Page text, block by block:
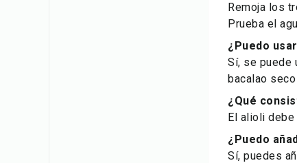
Remoja los
Prueba el
¿Puedo
Sí, se puede
bacalao
¿Qué
El alioli debe
¿Puedo
Sí, puedes